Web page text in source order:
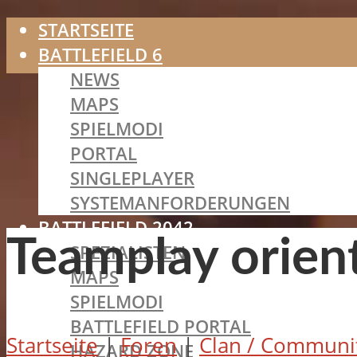
STARTSEITE
BATTLEFIELD 6
NEWS
MAPS
SPIELMODI
PORTAL
SINGLEPLAYER
SYSTEMANFORDERUNGEN
BATTLEFIELD 2042
SPEZIALISTEN
MAPS
SPIELMODI
BATTLEFIELD PORTAL
HAZARD ZONE
Teamplay
Startseite |Foren |Clan /